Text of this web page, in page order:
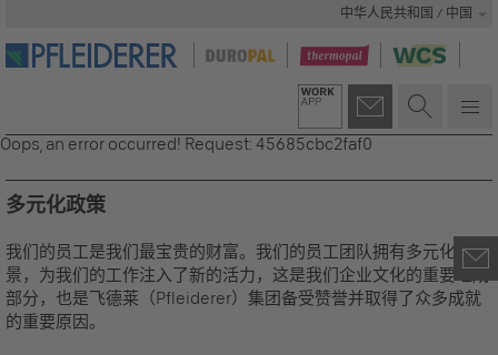
中华人民共和国 / 中国
Oops, an error occurred! Request: 45685cbc2faf0
多元化政策
我们的员工是我们最宝贵的财富。我们的员工团队拥有多元化背
景，为我们的工作注入了新的活力，这是我们企业文化的重要组成
部分，也是飞德莱（Pfleiderer）集团备受赞誉并取得了众多成就
的重要原因。